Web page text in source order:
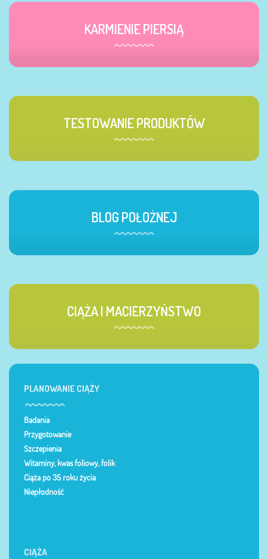
KARMIENIE PIERSIĄ
TESTOWANIE PRODUKTÓW
BLOG POŁOŻNEJ
CIĄŻA I MACIERZYŃSTWO
PLANOWANIE CIĄŻY
Badania
Przygotowanie
Szczepienia
Witaminy, kwas foliowy, folik
Ciąża po 35 roku życia
Niepłodność
CIĄŻA